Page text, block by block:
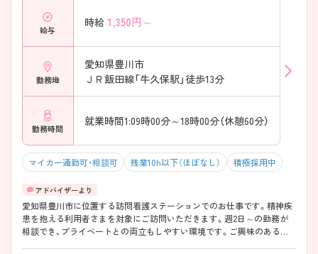
給与
時給 1,350円～
勤務地
愛知県豊川市
ＪＲ飯田線「牛久保駅」徒歩13分
勤務時間
就業時間1:09時00分～18時00分（休憩60分）
マイカー通勤可・相談可 残業10h以下（ほぼなし） 積極採用中
愛知県豊川市に位置する訪問看護ステーションでのお仕事です。精神疾
患を抱える利用者さまを対象にご訪問いただきます。週2日～の勤務が
相談でき、プライベートとの両立もしやすい環境です。ご興味のある方